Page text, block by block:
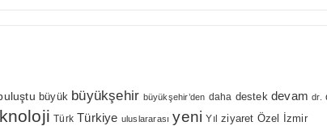
büyük büyükşehir büyükşehir’den daha destek devam dr.
Türk Türkiye uluslararası yeni Yıl ziyaret Özel İzmir